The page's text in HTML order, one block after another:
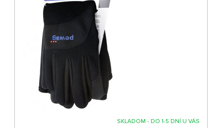
SKLADOM - DO 1-5 DNÍ U VÁS